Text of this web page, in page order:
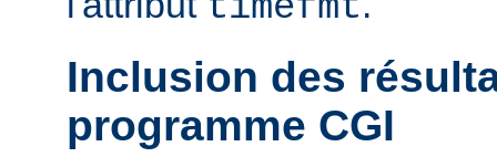
Inclusion des
programme CGI